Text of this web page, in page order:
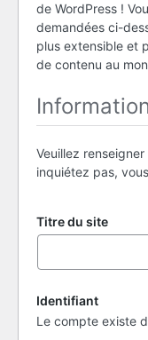
de WordPress !
demandées ci-
plus extensible et
de contenu au
Veuillez
inquiétez pas,
Titre du site
Identifiant
Le compte existe